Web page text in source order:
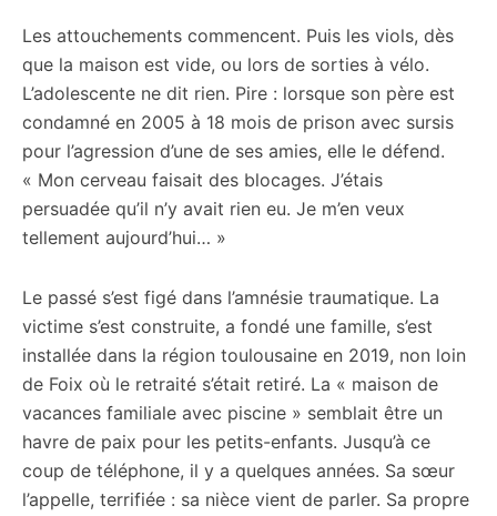
Les attouchements commencent. Puis les viols, dès
que la maison est vide, ou lors de sorties à vélo.
L’adolescente ne dit rien. Pire : lorsque son père est
condamné en 2005 à 18 mois de prison avec sursis
pour l’agression d’une de ses amies, elle le défend.
« Mon cerveau faisait des blocages. J’étais
persuadée qu’il n’y avait rien eu. Je m’en veux
tellement aujourd’hui… »
Le passé s’est figé dans l’amnésie traumatique. La
victime s’est construite, a fondé une famille, s’est
installée dans la région toulousaine en 2019, non loin
de Foix où le retraité s’était retiré. La « maison de
vacances familiale avec piscine » semblait être un
havre de paix pour les petits-enfants. Jusqu’à ce
coup de téléphone, il y a quelques années. Sa sœur
l’appelle, terrifiée : sa nièce vient de parler. Sa propre